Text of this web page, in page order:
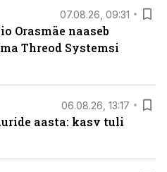
07.08.26, 09:31
Orasmäe naaseb
Threod Systemsi
06.08.26, 13:17
aasta: kasv tuli